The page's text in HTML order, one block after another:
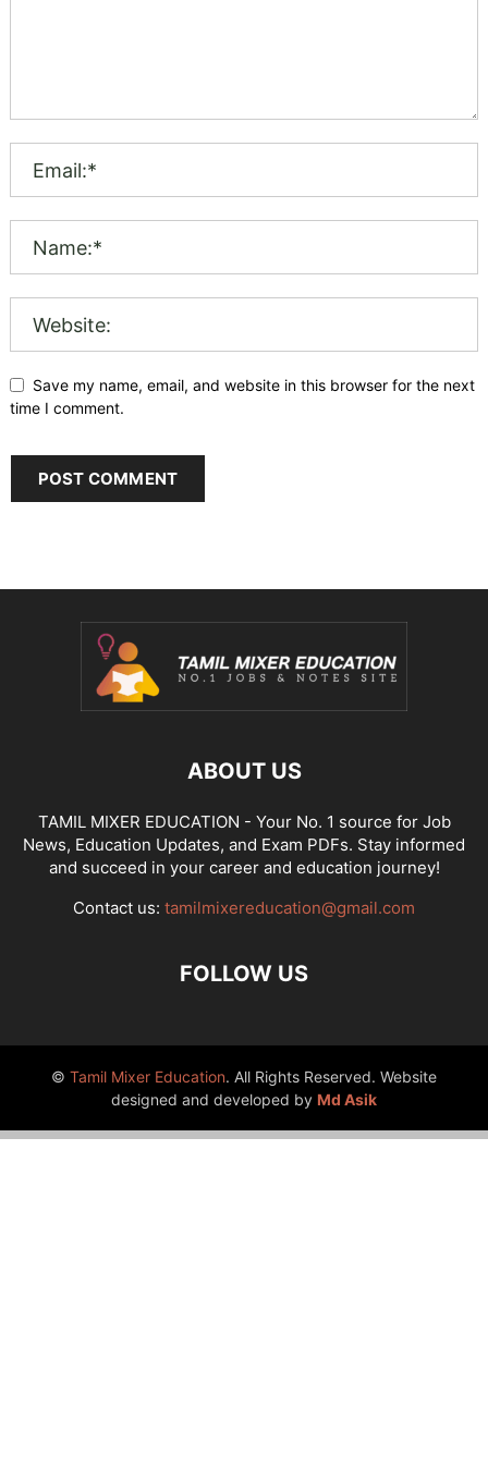
Save my name, email, and website in this browser for the next
time I comment.
ABOUT US
TAMIL MIXER EDUCATION - Your No. 1 source for Job
News, Education Updates, and Exam PDFs. Stay informed
and succeed in your career and education journey!
Contact us: tamilmixereducation@gmail.com
FOLLOW US
© Tamil Mixer Education. All Rights Reserved. Website
designed and developed by Md Asik